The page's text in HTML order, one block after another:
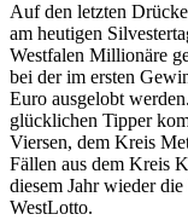
Auf den letzten
am heutigen
Westfalen Millionäre
bei der im ersten
Euro ausgelobt
glücklichen Tipper
Viersen, dem Kreis
Fällen aus dem Kreis
diesem Jahr wieder
WestLotto.